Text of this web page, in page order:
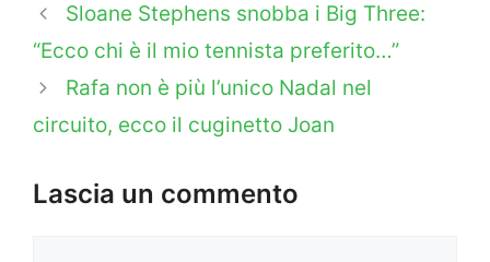
Sloane Stephens snobba i Big Three:
“Ecco chi è il mio tennista preferito…”
Rafa non è più l’unico Nadal nel
circuito, ecco il cuginetto Joan
Lascia un commento